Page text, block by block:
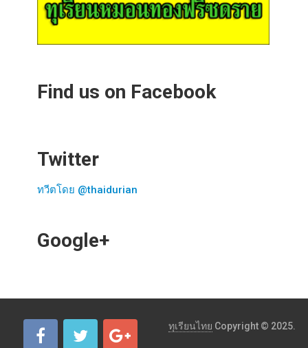
Find us on Facebook
Twitter
ทวีตโดย @thaidurian
Google+
ทุเรียนไทย Copyright © 2025.